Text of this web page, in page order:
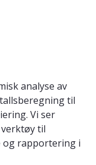
analyse av
til
Vi ser
til
og rapportering i